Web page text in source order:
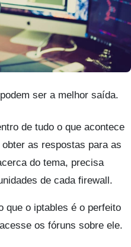
ser a melhor saída.
de tudo o que acontece
as respostas para as
do tema, precisa
de cada firewall.
que o iptables é o perfeito
os fóruns sobre ele.